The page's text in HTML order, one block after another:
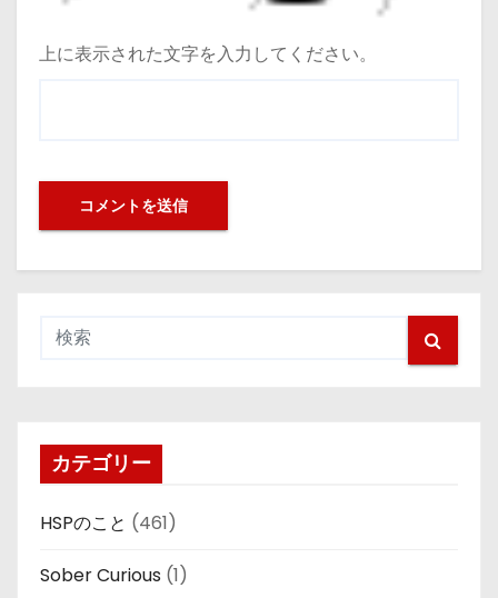
上に表示された文字を入力してください。
カテゴリー
HSPのこと (461)
Sober Curious (1)